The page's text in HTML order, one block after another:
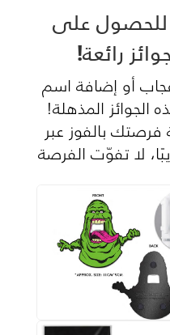
للحصول على
رائعة!
أو إضافة اسم
الجوائز المذهلة!
بالفوز عبر
لا تفوّت الفرصة